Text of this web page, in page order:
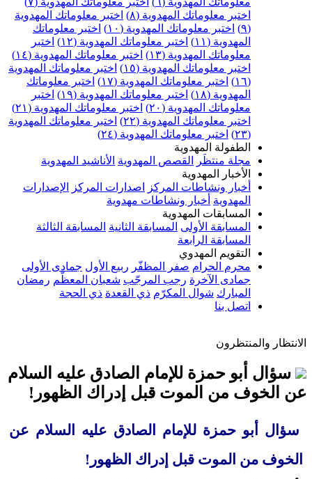
اختبر معلوماتك المهدوية (٨)
اختبر معلوماتك المهدوية
(٩)
اختبر معلوماتك المهدوية (١٠)
اختبر معلوماتك
المهدوية (١١)
اختبر معلوماتك المهدوية (١٢)
اختبر
معلوماتك المهدوية (١٣)
اختبر معلوماتك المهدوية (١٤)
اختبر معلوماتك المهدوية (١٥)
اختبر معلوماتك المهدوية
(١٦)
اختبر معلوماتك المهدوية (١٧)
اختبر معلوماتك
المهدوية (١٨)
اختبر معلوماتك المهدوية (١٩)
اختبر
معلوماتك المهدوية (٢٠)
اختبر معلوماتك المهدوية (٢١)
اختبر معلوماتك المهدوية (٢٢)
اختبر معلوماتك المهدوية
(٢٣)
اختبر معلوماتك المهدوية (٢٤)
الطفولة المهدوية
مجلة منتظَر
القصص المهدوية الأناشيد المهدوية
الأخبار المهدوية
أخبار ونشاطات المركز
اصدارات المركز
الإصدارات
المهدوية أخبار ونشاطات مهدوية
المسابقات المهدوية
المسابقة الأولى المسابقة الثانية المسابقة الثالثة
المسابقة الرابعة
التقويم المهدوي
محرم الحرام صفر المظفّر ربيع الأول جمادى الأولى
جمادى الآخرة رجب المرجّب شعبان المعظّم رمضان
المبارك شوال المكرّم ذي القعدة ذي الحجة
اتصل بنا
الانتظار والمنتظرون
سؤال أبو حمزة للإمام الصادق عليه السلام
عن الخوف من الموت قبل إدراك الظهور!
سؤال أبو حمزة للإمام الصادق عليه السلام عن
الخوف من الموت قبل إدراك الظهور!